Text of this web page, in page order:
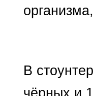
В
чёрных и